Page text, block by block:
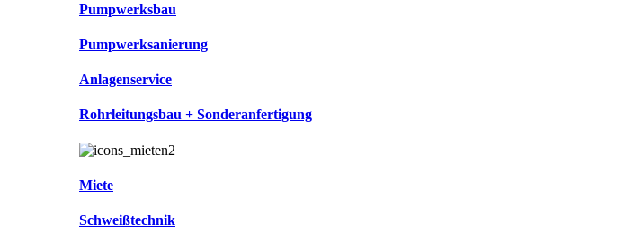
Pumpwerksbau
Pumpwerksanierung
Anlagenservice
Rohrleitungsbau + Sonderanfertigung
Miete
Schweißtechnik